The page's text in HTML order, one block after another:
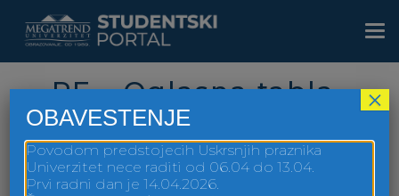
PF – Oglasna tabla
OBAVESTENJE
Povodom predstojecih Uskrsnjih praznika
Univerzitet nece raditi od 06.04 do 13.04.
Prvi radni dan je 14.04.2026.
×